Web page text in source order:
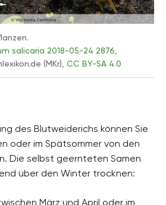
salicaria 2018-05-24 2876
(MKr), CC BY-SA 4.0
des Blutweiderichs können Sie
oder im Spätsommer von den
Die selbst geernteten Samen
über den Winter trocknen:
März und April oder im